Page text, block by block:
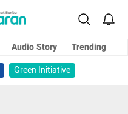
Audio Story
Trending
Green Initiative